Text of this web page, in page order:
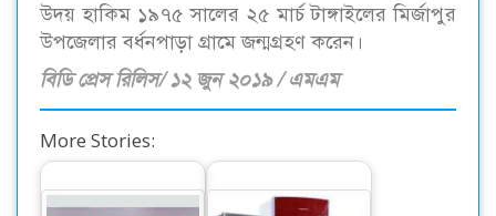
উদয় হাকিম ১৯৭৫ সালের ২৫ মার্চ টাঙ্গাইলের মির্জাপুর
উপজেলার বর্ধনপাড়া গ্রামে জন্মগ্রহণ করেন।
বিডি প্রেস রিলিস/ ১২ জুন ২০১৯ / এমএম
More Stories: